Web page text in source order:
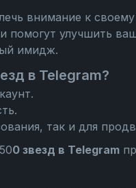
внимание к
помогут улучшить
имидж.
в Telegram?
так и для
0 звезд в Telegram